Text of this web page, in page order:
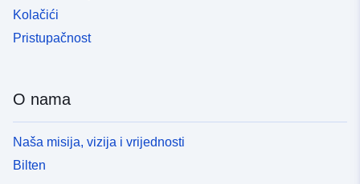
Kolačići
Pristupačnost
O nama
Naša misija, vizija i vrijednosti
Bilten